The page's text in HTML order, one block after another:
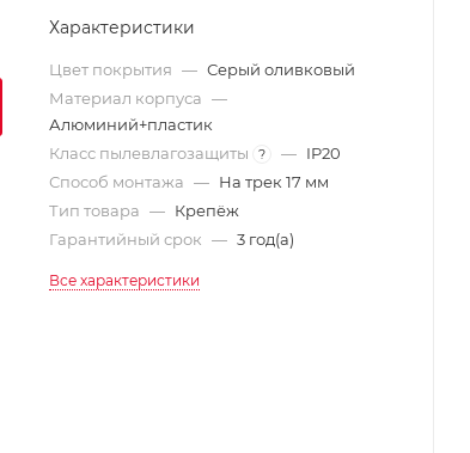
Характеристики
Цвет покрытия — Серый оливковый
Материал корпуса —
Алюминий+пластик
Класс пылевлагозащиты
? — IP20
Способ монтажа — На трек 17 мм
Тип товара — Крепёж
Гарантийный срок — 3 год(а)
Все характеристики